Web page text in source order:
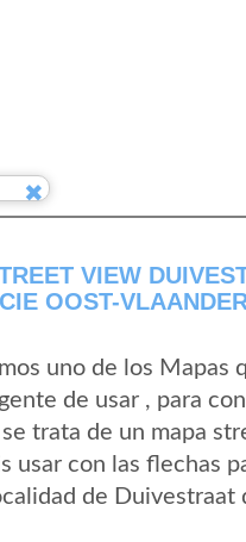
VIEW
OOST-
uno de los Mapas
de usar , para
trata de un mapa
usar con las flechas
de Duivestraat